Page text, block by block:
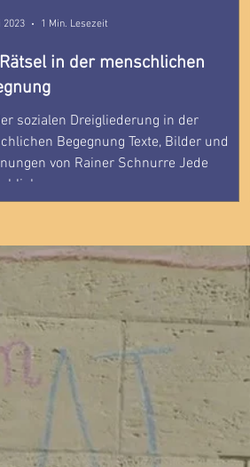
in der menschlichen
sozialen Dreigliederung in der
Begegnung Texte, Bilder und
von Rainer Schnurre Jede
2023 1 Min. Lesezeit